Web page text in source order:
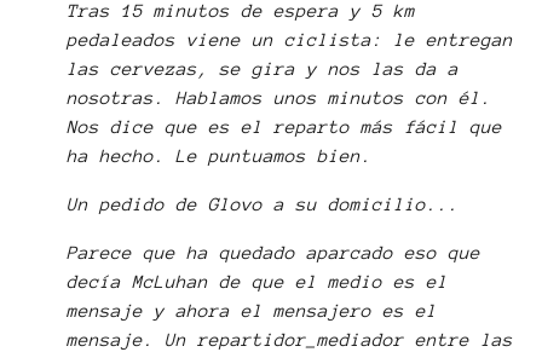
Tras 15 minutos de espera y 5 km
pedaleados viene un ciclista: le entregan
las cervezas, se gira y nos las da a
nosotras. Hablamos unos minutos con él.
Nos dice que es el reparto más fácil que
ha hecho. Le puntuamos bien.
Un pedido de Glovo a su domicilio...
Parece que ha quedado aparcado eso que
decía McLuhan de que el medio es el
mensaje y ahora el mensajero es el
mensaje. Un repartidor_mediador entre las